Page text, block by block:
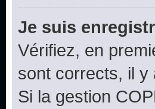
Je suis
Vérifiez, en
sont corrects, il y
Si la gestion